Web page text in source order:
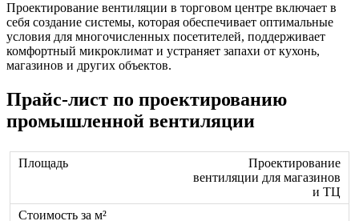
Проектирование вентиляции в торговом центре включает в
себя создание системы, которая обеспечивает оптимальные
условия для многочисленных посетителей, поддерживает
комфортный микроклимат и устраняет запахи от кухонь,
магазинов и других объектов.
Прайс-лист по проектированию
промышленной вентиляции
Проектирование
вентиляции для магазинов
и ТЦ